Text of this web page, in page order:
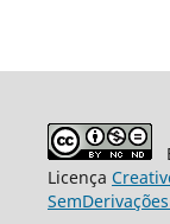
Licença